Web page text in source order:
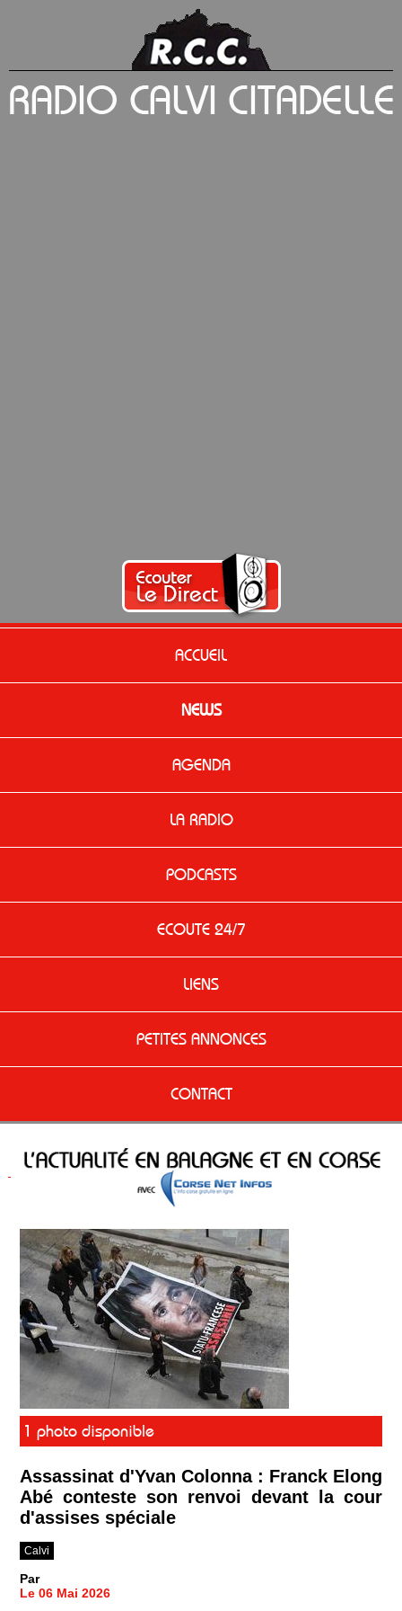
ACCUEIL
NEWS
AGENDA
LA RADIO
PODCASTS
ECOUTE 24/7
LIENS
PETITES ANNONCES
CONTACT
1 photo disponible
Assassinat d'Yvan Colonna : Franck Elong
Abé conteste son renvoi devant la cour
d'assises spéciale
Calvi
Par
Le 06 Mai 2026